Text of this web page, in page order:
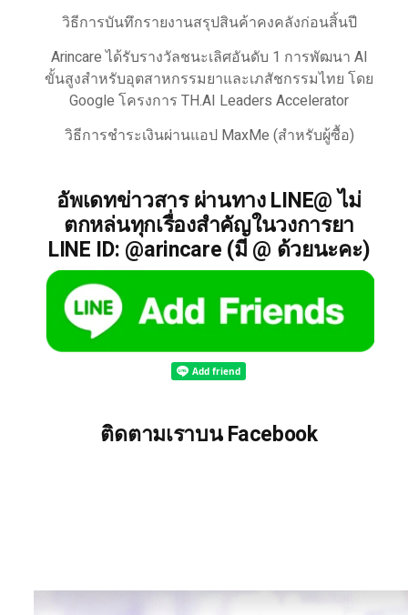
วิธีการบันทึกรายงานสรุปสินค้าคงคลังก่อนสิ้นปี
Arincare ได้รับรางวัลชนะเลิศอันดับ 1 การพัฒนา AI
ขั้นสูงสำหรับอุตสาหกรรมยาและเภสัชกรรมไทย โดย
Google โครงการ TH.AI Leaders Accelerator
วิธีการชำระเงินผ่านแอป MaxMe (สำหรับผู้ซื้อ)
อัพเดทข่าวสาร ผ่านทาง LINE@ ไม่
ตกหล่นทุกเรื่องสำคัญในวงการยา
LINE ID: @arincare (มี @ ด้วยนะคะ)
ติดตามเราบน Facebook